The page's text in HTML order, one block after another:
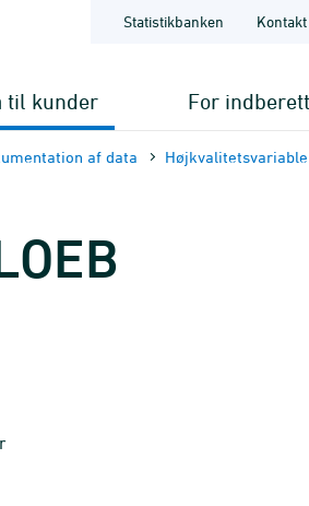
Statistikbanken
til kunder For
af data Højkvalitets­variable